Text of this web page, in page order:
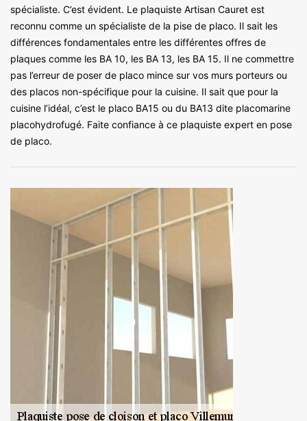
spécialiste. C’est évident. Le plaquiste Artisan Cauret est
reconnu comme un spécialiste de la pise de placo. Il sait les
différences fondamentales entre les différentes offres de
plaques comme les BA 10, les BA 13, les BA 15. Il ne commettre
pas l’erreur de poser de placo mince sur vos murs porteurs ou
des placos non-spécifique pour la cuisine. Il sait que pour la
cuisine l’idéal, c’est le placo BA15 ou du BA13 dite placomarine
placohydrofugé. Faite confiance à ce plaquiste expert en pose
de placo.